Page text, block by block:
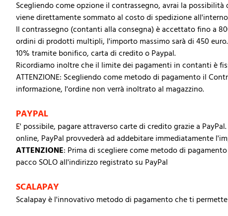
Scegliendo come opzione il contrassegno, avrai la
viene direttamente sommato al costo di spedizione
Il contrassegno (contanti alla consegna) è accettato fino a
ordini di prodotti multipli, l'importo massimo sarà di 450
10% tramite bonifico, carta di credito o Paypal.
Ricordiamo inoltre che il limite dei pagamenti in contanti è
ATTENZIONE: Scegliendo come metodo di pagamento il
informazione, l'ordine non verrà inoltrato al magazzino.
PAYPAL
E' possibile, pagare attraverso carte di credito grazie a
online, PayPal provvederà ad addebitare immediatamente
ATTENZIONE: Prima di scegliere come metodo di
pacco SOLO all'indirizzo registrato su PayPal
SCALAPAY
Scalapay è l'innovativo metodo di pagamento che ti